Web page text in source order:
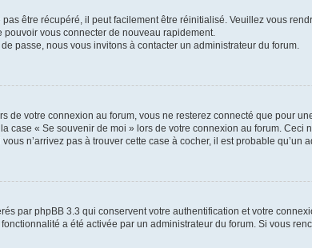
être récupéré, il peut facilement être réinitialisé. Veuillez vous
vous connecter de nouveau rapidement.
passe, nous vous invitons à contacter un administrateur du forum.
de votre connexion au forum, vous ne resterez connecté que pour
case « Se souvenir de moi » lors de votre connexion au forum.
n’arrivez pas à trouver cette case à cocher, il est probable qu’un
par phpBB 3.3 qui conservent votre authentification et votre
a été activée par un administrateur du forum. Si vous